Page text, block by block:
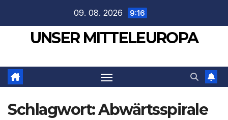
springen
09. 08. 2026 9:16
UNSER MITTELEUROPA
Schlagwort:Abwärtsspirale